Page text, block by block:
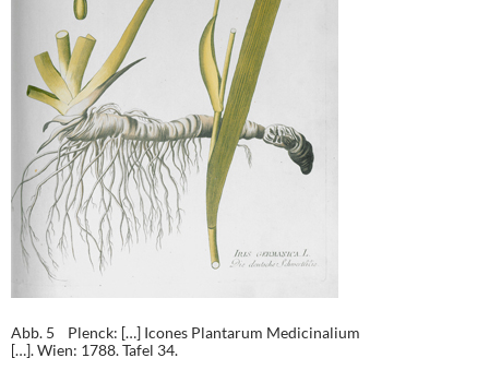
Abb. 5 Plenck: […] Icones Plantarum Medicinalium
[…]. Wien: 1788. Tafel 34.